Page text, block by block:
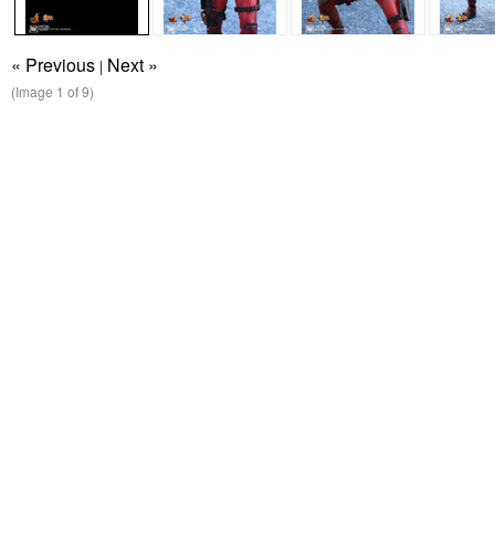
« Previous | Next »
(Image 1 of 9)